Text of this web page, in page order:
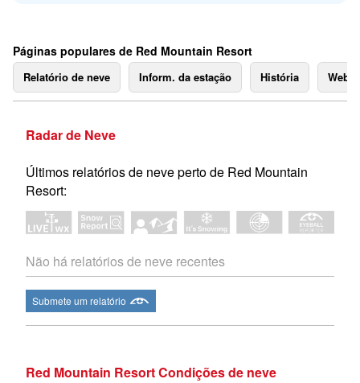
Páginas populares de Red Mountain Resort
Relatório de neve Inform. da estação História
Radar de Neve
Últimos relatórios de neve perto de Red Mountain
Resort:
Não há relatórios de neve recentes
Submete um relatório
Red Mountain Resort Condições de neve